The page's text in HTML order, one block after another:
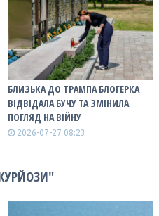
БЛИЗЬКА ДО ТРАМПА БЛОГЕРКА
ВІДВІДАЛА БУЧУ ТА ЗМІНИЛА
ПОГЛЯД НА ВІЙНУ
2026-07-27 08:23